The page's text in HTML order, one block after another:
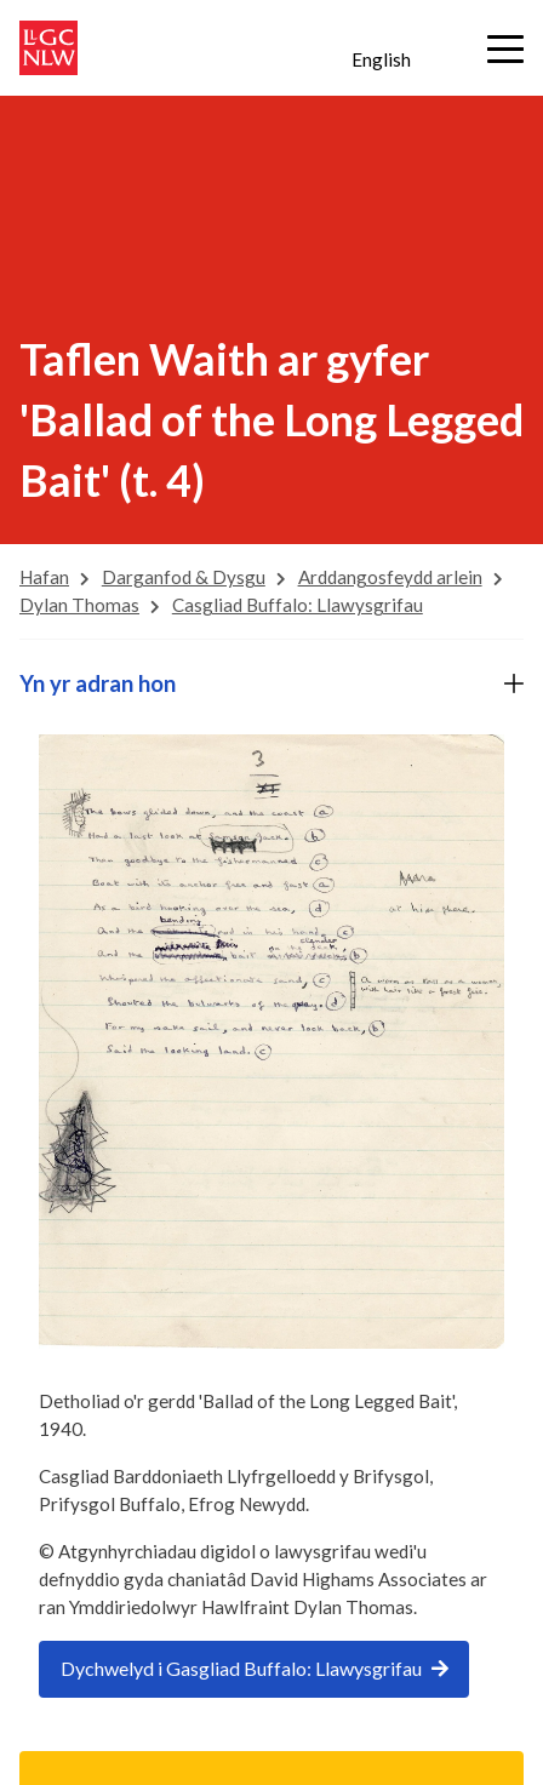
English
Taflen Waith ar gyfer
'Ballad of the Long Legged
Bait' (t. 4)
Hafan Darganfod & Dysgu
Arddangosfeydd arlein
Dylan Thomas
Casgliad Buffalo: Llawysgrifau
Detholiad o'r gerdd 'Ballad of the Long Legged Bait',
1940.
Casgliad Barddoniaeth Llyfrgelloedd y Brifysgol,
Prifysgol Buffalo, Efrog Newydd.
© Atgynhyrchiadau digidol o lawysgrifau wedi'u
defnyddio gyda chaniatâd David Highams Associates ar
ran Ymddiriedolwyr Hawlfraint Dylan Thomas.
Dychwelyd i Gasgliad Buffalo: Llawysgrifau
Yn yr adran hon